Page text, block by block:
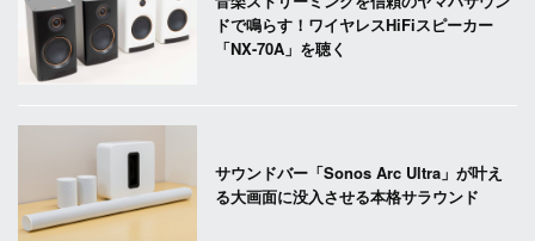
ドで鳴らす！ワイヤレスHiFiスピーカー
「NX-70A」を聴く
サウンドバー「Sonos Arc Ultra」が叶え
る大画面に没入させる本格サラウンド